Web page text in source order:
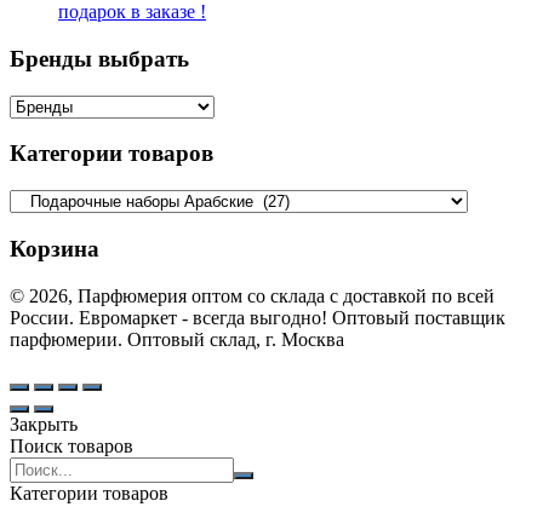
подарок в заказе !
Бренды выбрать
Категории товаров
Корзина
© 2026, Парфюмерия оптом со склада с доставкой по всей
России. Евромаркет - всегда выгодно! Оптовый поставщик
парфюмерии. Оптовый склад, г. Москва
Закрыть
Поиск товаров
Search
products:
Категории товаров